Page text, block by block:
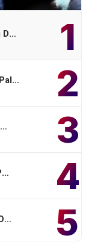
1
D…
2
3
4
5